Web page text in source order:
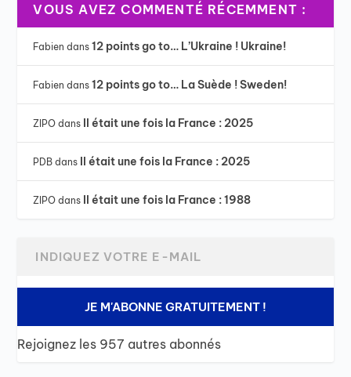
VOUS AVEZ COMMENTÉ RÉCEMMENT :
Fabien dans12 points go to… L’Ukraine ! Ukraine!
Fabien dans12 points go to… La Suède ! Sweden!
ZIPO dans Il était une fois la France : 2025
PDB dans Il était une fois la France : 2025
ZIPO dans Il était une fois la France : 1988
JE M'ABONNE GRATUITEMENT !
Rejoignez les 957 autres abonnés